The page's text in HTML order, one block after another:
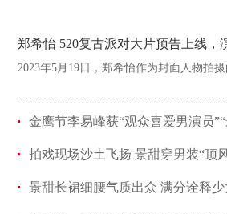
2023年5月19日，郑希怡作为封面人物拍
拍戏现场沙土飞扬 景甜穿男装“顶